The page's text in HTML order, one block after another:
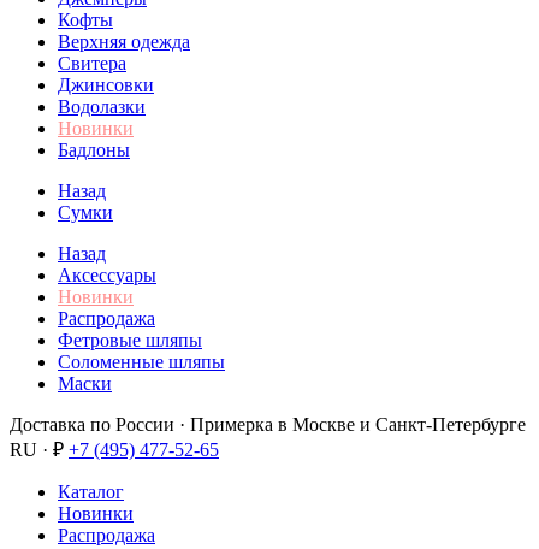
Кофты
Верхняя одежда
Свитера
Джинсовки
Водолазки
Новинки
Бадлоны
Назад
Сумки
Назад
Аксессуары
Новинки
Распродажа
Фетровые шляпы
Соломенные шляпы
Маски
Доставка по России · Примерка в Москве и Санкт-Петербурге
RU · ₽ +7 (495) 477-52-65
Каталог
Новинки
Распродажа